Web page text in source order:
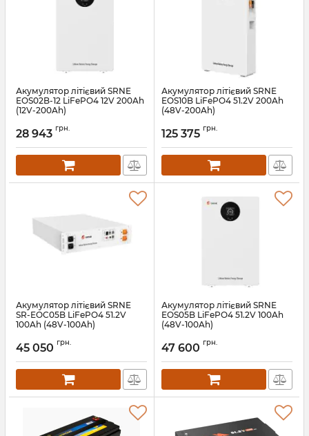
Акумулятор літієвий SRNE
EOS02B-12 LiFePO4 12V 200Ah
(12V-200Ah)
28 943 грн.
Акумулятор літієвий SRNE
EOS10B LiFePO4 51.2V 200Ah
(48V-200Ah)
125 375 грн.
Акумулятор літієвий SRNE
SR-EOC05B LiFePO4 51.2V
100Ah (48V-100Ah)
45 050 грн.
Акумулятор літієвий SRNE
EOS05B LiFePO4 51.2V 100Ah
(48V-100Ah)
47 600 грн.